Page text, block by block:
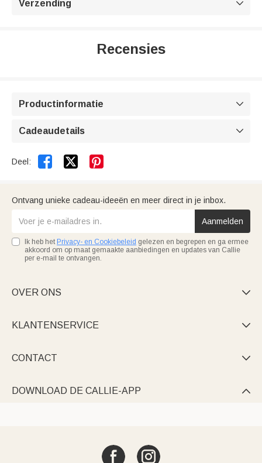
Verzending 
Recensies
Productinformatie 
Cadeaudetails 
Deel:  
Ontvang unieke cadeau-ideeën en meer direct in je inbox.
Aanmelden
Ik heb het Privacy- en Cookiebeleid gelezen en begrepen en ga ermee
akkoord om op maat gemaakte aanbiedingen en updates van Callie
per e-mail te ontvangen.
OVER ONS 
KLANTENSERVICE 
CONTACT 
DOWNLOAD DE CALLIE-APP 